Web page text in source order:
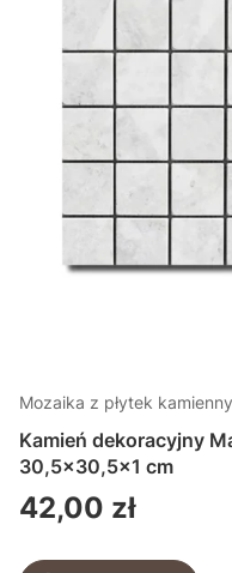
Mozaika z płytek
Kamień dekoracyjny
30,5x30,5x1 cm
Cena
42,00 zł